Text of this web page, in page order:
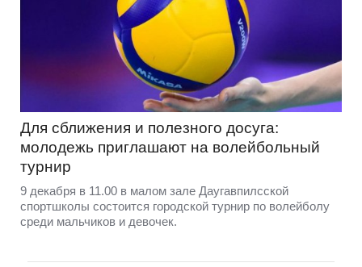
Для сближения и полезного досуга:
молодежь приглашают на волейбольный
турнир
9 декабря в 11.00 в малом зале Даугавпилсской
спортшколы состоится городской турнир по волейболу
среди мальчиков и девочек.